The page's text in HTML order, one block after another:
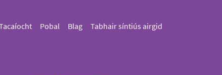
Pobal Blag Tabhair síntiús airgid